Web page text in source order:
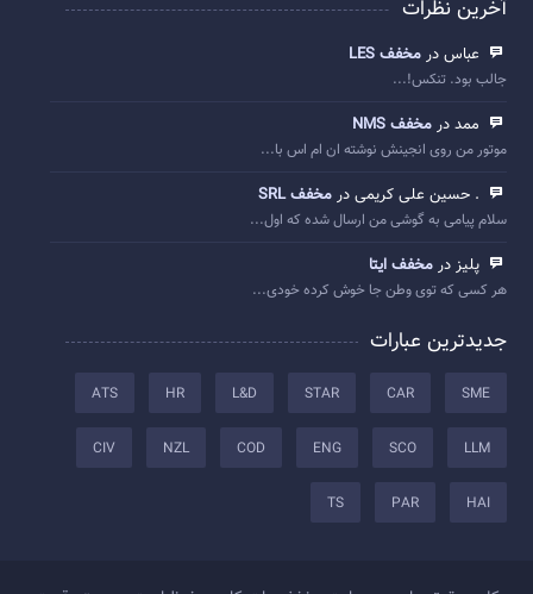
آخرین نظرات
عباس در مخفف LES
جالب بود. تنکس!...
ممد در مخفف NMS
موتور من روی انجینش نوشته ان ام اس با...
. حسین علی کریمی در مخفف SRL
سلام پیامی به گوشی من ارسال شده که اول...
پلیز در مخفف ایتا
هر کسی که توی وطن جا خوش کرده خودی...
جدیدترین عبارات
SME
CAR
STAR
L&D
HR
ATS
LLM
SCO
ENG
COD
NZL
CIV
HAI
PAR
TS